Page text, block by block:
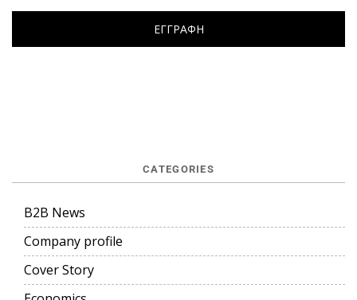
CATEGORIES
B2B News
Company profile
Cover Story